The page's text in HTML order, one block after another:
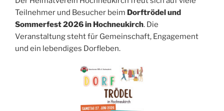
Teilnehmer und Besucher beim Dorftrödel und
Sommerfest 2026 in Hochneukirch. Die
Veranstaltung steht für Gemeinschaft, Engagement
und ein lebendiges Dorfleben.